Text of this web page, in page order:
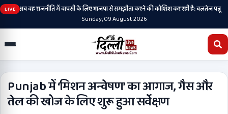
LIVEहै, अब वह राजनीति में वापसी के लिए भाजपा से समझौता करने की कोशिश कर रही है: बलतेज पन्नू •
Sunday, 09 August 2026
Punjab में ‘मिशन अन्वेषण’ का आगाज, गैस और
तेल की खोज के लिए शुरू हुआ सर्वेक्षण